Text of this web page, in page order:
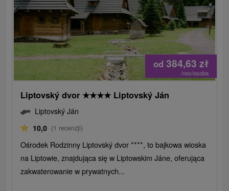
od 384,63 zł
/noc/osoba
Liptovský dvor ★★★★ Liptovský Ján
Liptovský Ján
10,0 (1 recenzji)
Ośrodek Rodzinny Liptovský dvor ****, to bajkowa wioska
na Liptowie, znajdująca się w Liptowskim Jáne, oferująca
zakwaterowanie w prywatnych...